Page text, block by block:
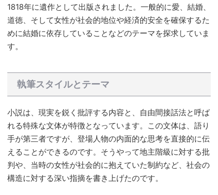
1818年に遺作として出版されました。一般的に愛、結婚、
道徳、そして女性が社会的地位や経済的安全を確保するた
めに結婚に依存していることなどのテーマを探求していま
す。
執筆スタイルとテーマ
小説は、現実を鋭く批評する内容と、自由間接話法と呼ば
れる特殊な文体が特徴となっています。この文体は、語り
手が第三者ですが、登場人物の内面的な思考を直接的に伝
えることができるのです。そうやって地主階級に対する批
判や、当時の女性が社会的に抱えていた制約など、社会の
構造に対する深い指摘を書き上げたのです。